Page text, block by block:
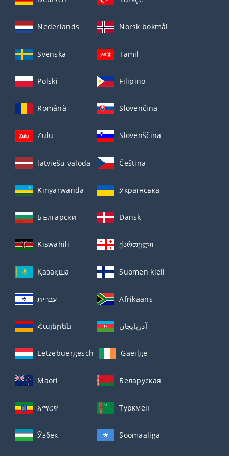
Nederlands Norsk bokmål
Svenska Tamil
Polski Filipino
Română Slovenčina
Zulu Slovenščina
latviešu valoda Čeština
Kinyarwanda Українська
Български Dansk
Kiswahili ქართული
Қазақша Suomen kieli
עברית Afrikaans
Հայերեն آذربايجان
Lëtzebuergesch Gaeilge
Maori Беларуская
አማርኛ Туркмен
Ўзбек Soomaaliga